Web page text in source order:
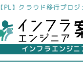
【PL】クラウド移行プロ
インフラエンジニ